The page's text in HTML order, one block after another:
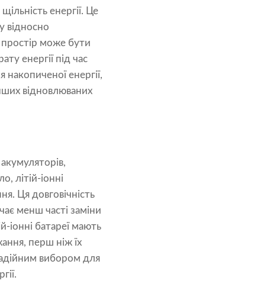
енергії. Це
відносно
може бути
енергії під час
енергії,
відновлюваних
літій-іонні
Ця довговічність
менш часті заміни
іонні батареї мають
перш ніж їх
вибором для